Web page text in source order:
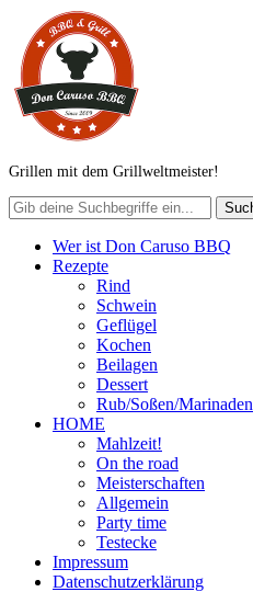
Grillen mit dem Grillweltmeister!
Wer ist Don Caruso BBQ
Rezepte
Rind
Schwein
Geflügel
Kochen
Beilagen
Dessert
Rub/Soßen/Marinaden
HOME
Mahlzeit!
On the road
Meisterschaften
Allgemein
Party time
Testecke
Impressum
Datenschutzerklärung